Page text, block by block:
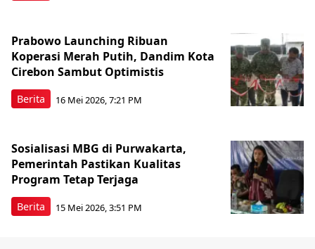
Berita
Prabowo Launching Ribuan
Koperasi Merah Putih, Dandim Kota
Cirebon Sambut Optimistis
16 Mei 2026, 7:21 PM
Berita
Sosialisasi MBG di Purwakarta,
Pemerintah Pastikan Kualitas
Program Tetap Terjaga
15 Mei 2026, 3:51 PM